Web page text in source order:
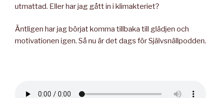
utmattad. Eller har jag gått in i klimakteriet?
Äntligen har jag börjat komma tillbaka till glädjen och
motivationen igen. Så nu är det dags för Självsnällpodden.